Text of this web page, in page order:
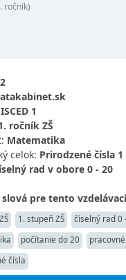
ročník)
ISCED 1
ročník ZŠ
Matematika
celok: Prirodzené čísla 1
rad v obore 0 - 20
slová pre tento
1. stupeň ZŠ číselný rad 0
počítanie do 20
čísla